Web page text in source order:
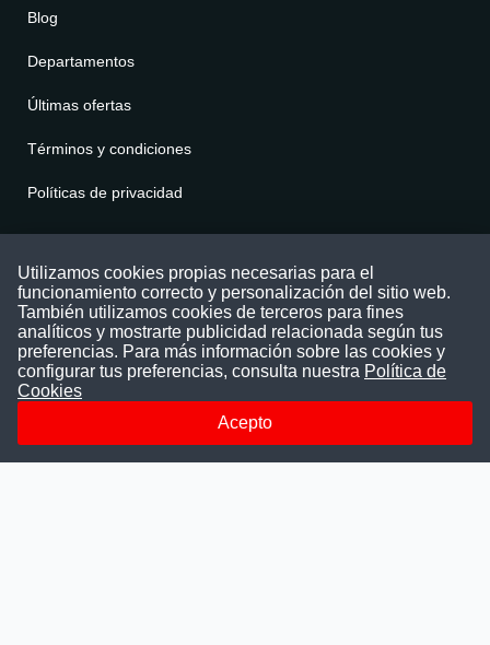
Blog
Departamentos
Últimas ofertas
Términos y condiciones
Políticas de privacidad
Puede comunicarse con nosotros a través
nuestras redes sociales o del correo:
contacto@convocatoriasdetrabajo.com
Siguenos en:
Utilizamos cookies propias necesarias para el
funcionamiento correcto y personalización del sitio web.
También utilizamos cookies de terceros para fines
analíticos y mostrarte publicidad relacionada según tus
preferencias. Para más información sobre las cookies y
configurar tus preferencias, consulta nuestra Política de
Cookies
Acepto